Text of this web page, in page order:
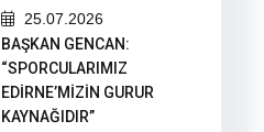
25.07.2026
BAŞKAN GENCAN:
“SPORCULARIMIZ
EDİRNE’MİZİN GURUR
KAYNAĞIDIR”